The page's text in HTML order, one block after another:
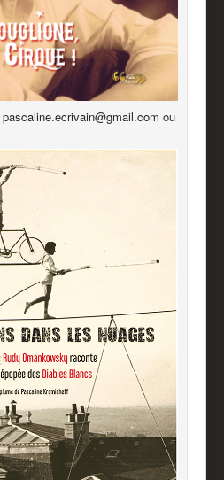
pascaline.ecrivain@gmail.com ou